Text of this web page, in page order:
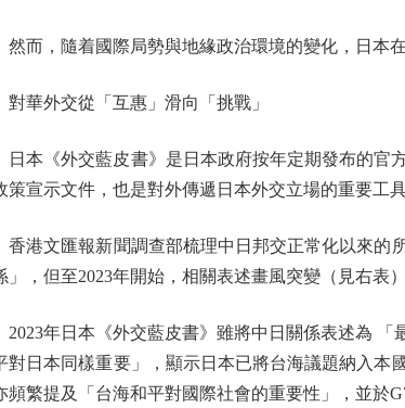
，隨着國際局勢與地緣政治環境的變化，日本在
外交從「互惠」滑向「挑戰」
《外交藍皮書》是日本政府按年定期發布的官
策宣示文件，也是對外傳遞日本外交立場的重要工具
文匯報新聞調查部梳理中日邦交正常化以來的所
」，但至2023年開始，相關表述畫風突變（見右表）
年日本《外交藍皮書》雖將中日關係表述為 「
對日本同樣重要」，顯示日本已將台海議題納入本
頻繁提及「台海和平對國際社會的重要性」，並於